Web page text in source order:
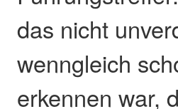
das nicht
wenngleich
erkennen war,